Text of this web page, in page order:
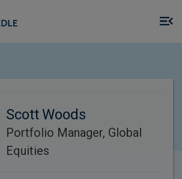
Scott Woods
Portfolio Manager, Global
Equities